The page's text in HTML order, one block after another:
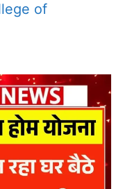
of